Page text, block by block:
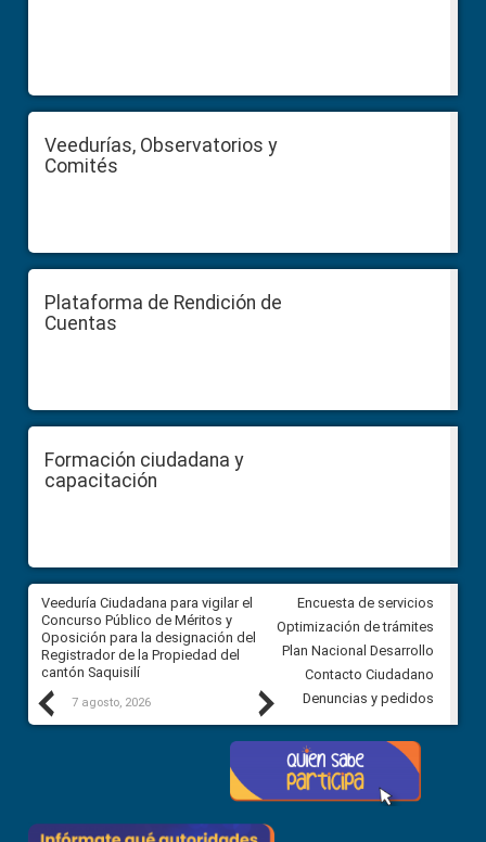
Veedurías, Observatorios y
Comités
Plataforma de Rendición de
Cuentas
Formación ciudadana y
capacitación
Previous
Veeduría Ciudadana para vigilar el
Concurso Público de Méritos y
Oposición para la designación del
Registrador de la Propiedad del
cantón Saquisilí
7 agosto, 2026
Veeduría Ciudadana para
construcción del asfaltado de
Ballenita del cantón Santa
7 agosto, 2026
Next
Encuesta de servicios
Optimización de trámites
Plan Nacional Desarrollo
Contacto Ciudadano
Denuncias y pedidos